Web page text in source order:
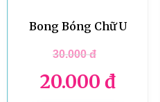
Bong Bóng Chữ U
30.000đ
20.000 đ